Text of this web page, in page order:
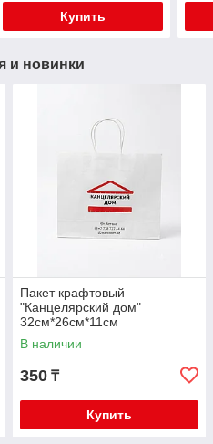
Купить
и новинки
Пакет крафтовый
"Канцелярский дом"
32см*26см*11см
В наличии
350 ₸
Купить